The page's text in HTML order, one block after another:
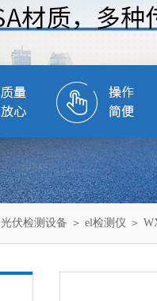
光伏检测设备 ＞ el检测仪 ＞